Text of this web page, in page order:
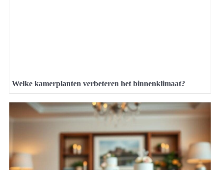
Welke kamerplanten verbeteren het binnenklimaat?